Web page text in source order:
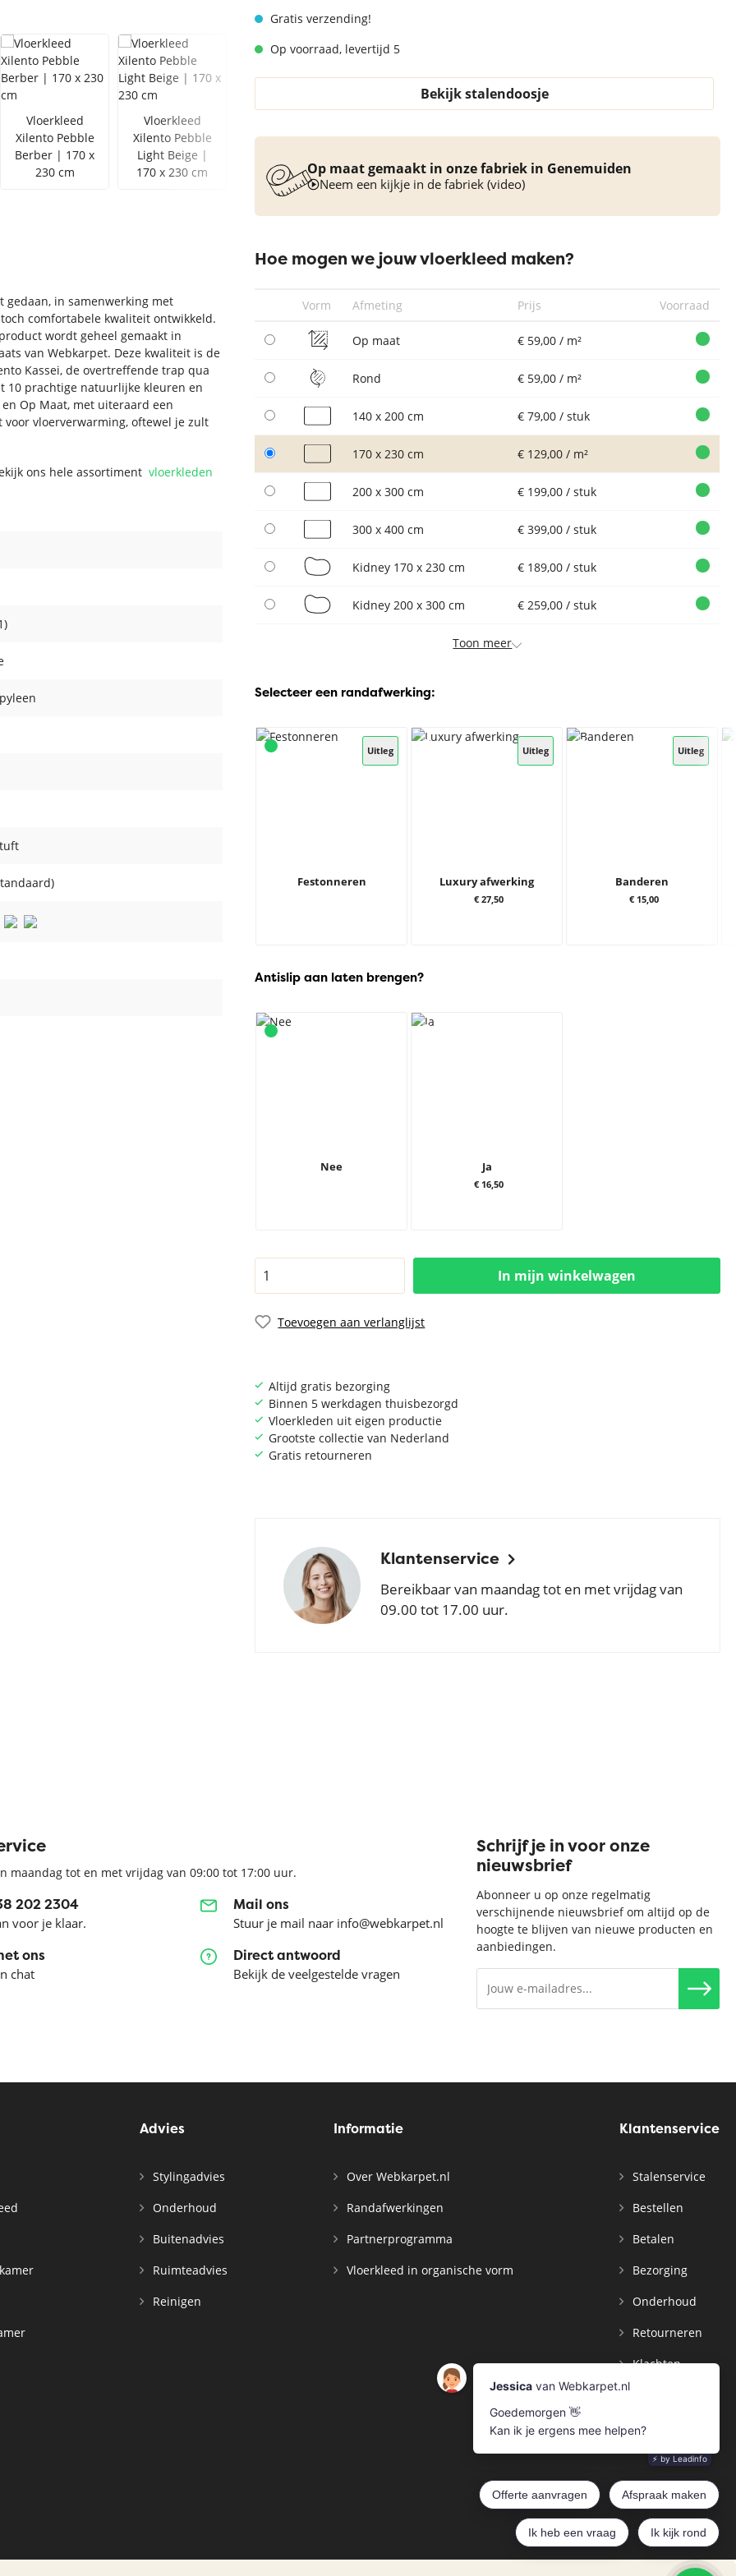
Vloerkleed turquoise
Gratis verzending!
Op voorraad, levertijd 5
Bekijk stalendoosje
Op maat gemaakt in onze fabriek in Genemuiden
Neem een kijkje in de fabriek (video)
Hoe mogen we jouw vloerkleed maken?
Vorm Afmeting Prijs Voorraad
Op maat € 59,00 / m²
Rond € 59,00 / m²
140 x 200 cm € 79,00 / stuk
170 x 230 cm € 129,00 / m²
200 x 300 cm € 199,00 / stuk
300 x 400 cm € 399,00 / stuk
Kidney 170 x 230 cm € 189,00 / stuk
Kidney 200 x 300 cm € 259,00 / stuk
Toon meer
Selecteer een randafwerking:
Uitleg
Festonneren
Uitleg
Luxury afwerking
€ 27,50
Uitleg
Banderen
€ 15,00
Antislip aan laten brengen?
Nee Ja
€ 16,50
In mijn winkelwagen
Toevoegen aan verlanglijst
Vloerkleed
Xilento Pebble
Berber | 170 x
230 cm
Vloerkleed
Xilento Pebble
Light Beige |
170 x 230 cm
Xilento Pebble
x 230 cm
Xilento Pebble
170 x 230 cm
Xilento Pebble
230 cm
Xilento Pebble
170 x 230 cm
Altijd gratis bezorging
Binnen 5 werkdagen thuisbezorgd
Vloerkleden uit eigen productie
Grootste collectie van Nederland
Gratis retourneren
Klantenservice
Bereikbaar van maandag tot en met vrijdag van
09.00 tot 17.00 uur.
gedaan, in samenwerking met
comfortabele kwaliteit ontwikkeld.
wordt geheel gemaakt in
van Webkarpet. Deze kwaliteit is de
Kassei, de overtreffende trap qua
10 prachtige natuurlijke kleuren en
Op Maat, met uiteraard een
voor vloerverwarming, oftewel je zult
ons hele assortimentvloerkleden
maandag tot en met vrijdag van 09:00 tot 17:00 uur.
202 2304
voor je klaar.
Mail ons
Stuur je mail naar info@webkarpet.nl
ons
chat
Direct antwoord
Bekijk de veelgestelde vragen
Schrijf je in voor onze
nieuwsbrief
Abonneer u op onze regelmatig
verschijnende nieuwsbrief om altijd op de
hoogte te blijven van nieuwe producten en
aanbiedingen.
Advies
Stylingadvies
Onderhoud
Buitenadvies
Ruimteadvies
Reinigen
Informatie
Over Webkarpet.nl
Randafwerkingen
Partnerprogramma
Vloerkleed in organische vorm
Klantenservice
Stalenservice
Bestellen
Betalen
Bezorging
Onderhoud
Retourneren
Klachten
Contact
Mijn Account